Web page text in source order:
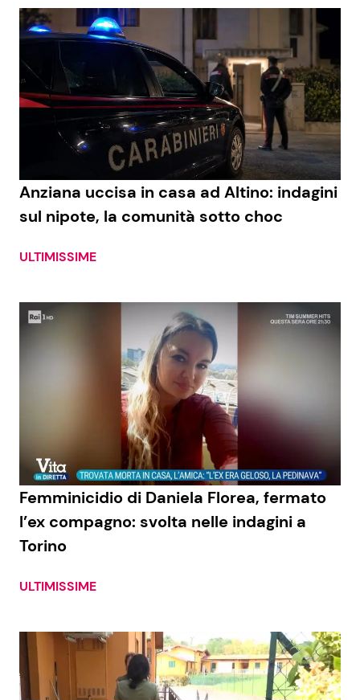
Anziana uccisa in casa ad Altino: indagini
sul nipote, la comunità sotto choc
ULTIMISSIME
Femminicidio di Daniela Florea, fermato
l’ex compagno: svolta nelle indagini a
Torino
ULTIMISSIME